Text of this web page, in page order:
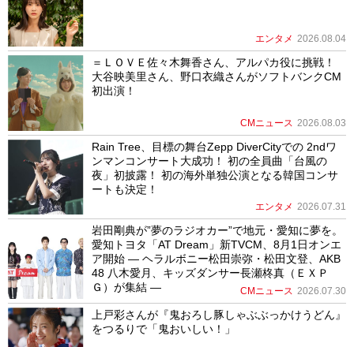
エンタメ 2026.08.04
＝ＬＯＶＥ佐々木舞香さん、アルパカ役に挑戦！
大谷映美里さん、野口衣織さんがソフトバンクCM
初出演！
CMニュース 2026.08.03
Rain Tree、目標の舞台Zepp DiverCityでの 2ndワ
ンマンコンサート大成功！ 初の全員曲「台風の
夜」初披露！ 初の海外単独公演となる韓国コンサ
ートも決定！
エンタメ 2026.07.31
岩田剛典が”夢のラジオカー”で地元・愛知に夢を。
愛知トヨタ「AT Dream」新TVCM、8月1日オンエ
ア開始 ― ヘラルボニー松田崇弥・松田文登、AKB
48 八木愛月、キッズダンサー長瀬柊真（ＥＸＰ
Ｇ）が集結 ―
CMニュース 2026.07.30
上戸彩さんが『鬼おろし豚しゃぶぶっかけうどん』
をつるりで「鬼おいしい！」